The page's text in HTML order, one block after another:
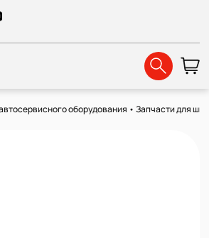
оборудования •Запчасти для